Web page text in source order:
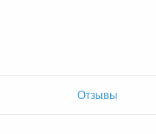
Отзывы